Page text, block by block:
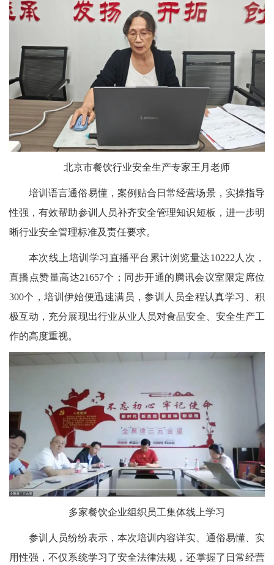
北京市餐饮行业安全生产专家王月老师
培训语言通俗易懂，案例贴合日常经营场景，实操指导
性强，有效帮助参训人员补齐安全管理知识短板，进一步明
晰行业安全管理标准及责任要求。
本次线上培训学习直播平台累计浏览量达10222人次，
直播点赞量高达21657个；同步开通的腾讯会议室限定席位
300个，培训伊始便迅速满员，参训人员全程认真学习、积
极互动，充分展现出行业从业人员对食品安全、安全生产工
作的高度重视。
多家餐饮企业组织员工集体线上学习
参训人员纷纷表示，本次培训内容详实、通俗易懂、实
用性强，不仅系统学习了安全法律法规，还掌握了日常经营